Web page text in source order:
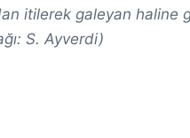
itilerek galeyan haline
S. Ayverdi)